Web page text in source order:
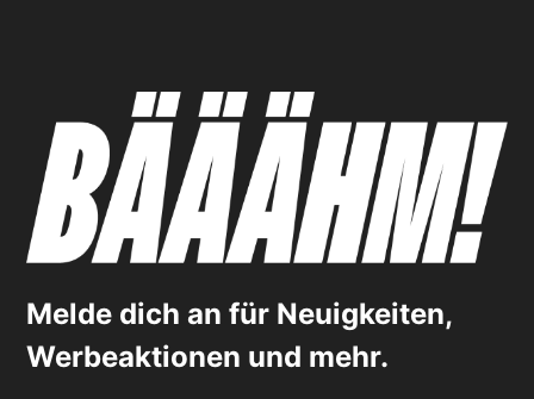
Melde dich an für Neuigkeiten,
Werbeaktionen und mehr.